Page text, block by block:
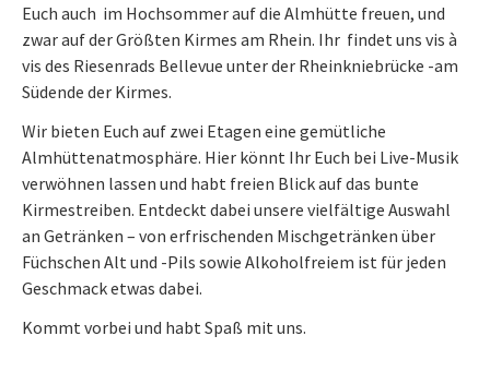
Euch auch im Hochsommer auf die Almhütte freuen, und
zwar auf der Größten Kirmes am Rhein. Ihr findet uns vis à
vis des Riesenrads Bellevue unter der Rheinkniebrücke -am
Südende der Kirmes.
Wir bieten Euch auf zwei Etagen eine gemütliche
Almhüttenatmosphäre. Hier könnt Ihr Euch bei Live-Musik
verwöhnen lassen und habt freien Blick auf das bunte
Kirmestreiben. Entdeckt dabei unsere vielfältige Auswahl
an Getränken – von erfrischenden Mischgetränken über
Füchschen Alt und -Pils sowie Alkoholfreiem ist für jeden
Geschmack etwas dabei.
Kommt vorbei und habt Spaß mit uns.